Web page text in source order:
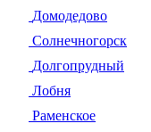
Домодедово
Солнечногорск
Долгопрудный
Лобня
Раменское